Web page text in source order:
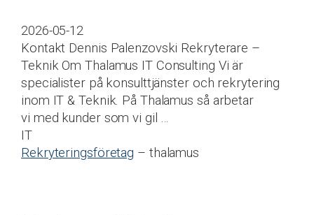
2026-05-12
Kontakt Dennis Palenzovski Rekryterare –
Teknik Om Thalamus IT Consulting Vi är
specialister på konsulttjänster och rekrytering
inom IT & Teknik. På Thalamus så arbetar
vi med kunder som vi gil …
IT
Rekryteringsföretag – thalamus